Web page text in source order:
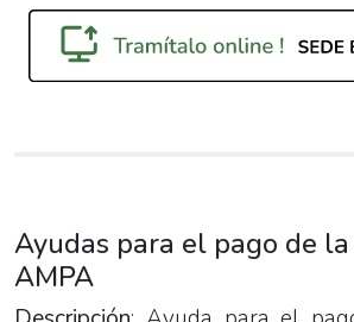
Ayudas para el pago de
AMPA